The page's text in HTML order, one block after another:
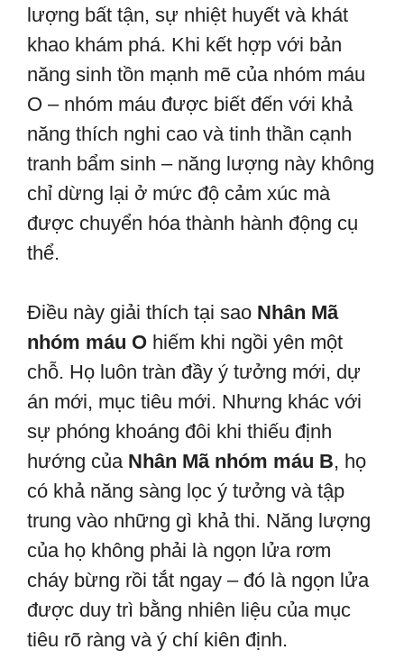
lượng bất tận, sự nhiệt huyết và khát
khao khám phá. Khi kết hợp với bản
năng sinh tồn mạnh mẽ của nhóm máu
O – nhóm máu được biết đến với khả
năng thích nghi cao và tinh thần cạnh
tranh bẩm sinh – năng lượng này không
chỉ dừng lại ở mức độ cảm xúc mà
được chuyển hóa thành hành động cụ
thể.
Điều này giải thích tại sao Nhân Mã
nhóm máu O hiếm khi ngồi yên một
chỗ. Họ luôn tràn đầy ý tưởng mới, dự
án mới, mục tiêu mới. Nhưng khác với
sự phóng khoáng đôi khi thiếu định
hướng của Nhân Mã nhóm máu B, họ
có khả năng sàng lọc ý tưởng và tập
trung vào những gì khả thi. Năng lượng
của họ không phải là ngọn lửa rơm
cháy bừng rồi tắt ngay – đó là ngọn lửa
được duy trì bằng nhiên liệu của mục
tiêu rõ ràng và ý chí kiên định.